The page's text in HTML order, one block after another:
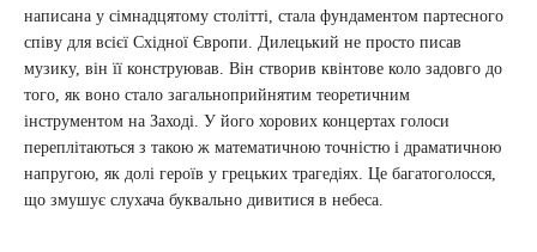
написана у сімнадцятому столітті, стала фундаментом партесного
співу для всієї Східної Європи. Дилецький не просто писав
музику, він її конструював. Він створив квінтове коло задовго до
того, як воно стало загальноприйнятим теоретичним
інструментом на Заході. У його хорових концертах голоси
переплітаються з такою ж математичною точністю і драматичною
напругою, як долі героїв у грецьких трагедіях. Це багатоголосся,
що змушує слухача буквально дивитися в небеса.